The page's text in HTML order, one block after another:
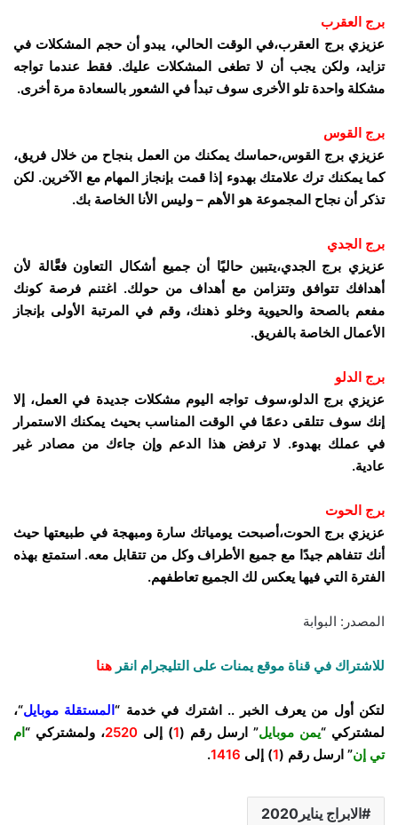
برج العقرب
عزيزي برج العقرب،في الوقت الحالي، يبدو أن حجم المشكلات في
تزايد، ولكن يجب أن لا تطغى المشكلات عليك. فقط عندما تواجه
مشكلة واحدة تلو الأخرى سوف تبدأ في الشعور بالسعادة مرة أخرى.
برج القوس
عزيزي برج القوس،حماسك يمكنك من العمل بنجاح من خلال فريق،
كما يمكنك ترك علامتك بهدوء إذا قمت بإنجاز المهام مع الآخرين. لكن
تذكر أن نجاح المجموعة هو الأهم – وليس الأنا الخاصة بك.
برج الجدي
عزيزي برج الجدي،يتبين حاليًا أن جميع أشكال التعاون فعَّالة لأن
أهدافك تتوافق وتتزامن مع أهداف من حولك. اغتنم فرصة كونك
مفعم بالصحة والحيوية وخلو ذهنك، وقم في المرتبة الأولى بإنجاز
الأعمال الخاصة بالفريق.
برج الدلو
عزيزي برج الدلو،سوف تواجه اليوم مشكلات جديدة في العمل، إلا
إنك سوف تتلقى دعمًا في الوقت المناسب بحيث يمكنك الاستمرار
في عملك بهدوء. لا ترفض هذا الدعم وإن جاءك من مصادر غير
عادية.
برج الحوت
عزيزي برج الحوت،أصبحت يومياتك سارة ومبهجة في طبيعتها حيث
أنك تتفاهم جيدًا مع جميع الأطراف وكل من تتقابل معه. استمتع بهذه
الفترة التي فيها يعكس لك الجميع تعاطفهم.
المصدر: البوابة
للاشتراك في قناة موقع يمنات على التليجرام انقر هنا
لتكن أول من يعرف الخبر .. اشترك في خدمة “المستقلة موبايل“،
لمشتركي “يمن موبايل” ارسل رقم (1) إلى 2520، ولمشتركي “ام
تي إن” ارسل رقم (1) إلى 1416
.
الابراج يناير2020